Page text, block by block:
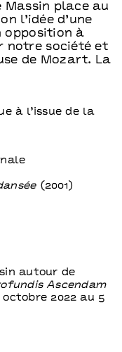
place au
l’idée d’une
opposition à
notre société et
de Mozart. La
à l’issue de la
(2001)
autour de
Ascendam
octobre 2022 au 5